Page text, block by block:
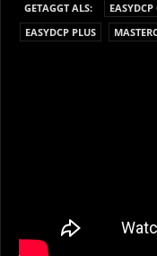
GETAGGT ALS: EASYDCP
EASYDCP PLUS